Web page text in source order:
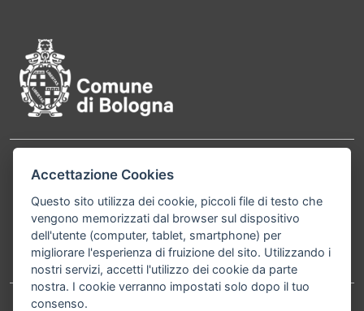
Contatti
Comune di Bologna, Piazza Maggiore, 6 - 40124
Bologna P.Iva 01232710374 Cod. IBAN: IT 88 R
02008 02435 000020067156
Telefono:051203040
Accettazione Cookies
Questo sito utilizza dei cookie, piccoli file di testo che
vengono memorizzati dal browser sul dispositivo
dell'utente (computer, tablet, smartphone) per
migliorare l'esperienza di fruizione del sito. Utilizzando i
nostri servizi, accetti l'utilizzo dei cookie da parte
nostra. I cookie verranno impostati solo dopo il tuo
consenso.